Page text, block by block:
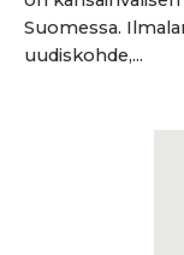
Suomessa.
uudiskohde,...